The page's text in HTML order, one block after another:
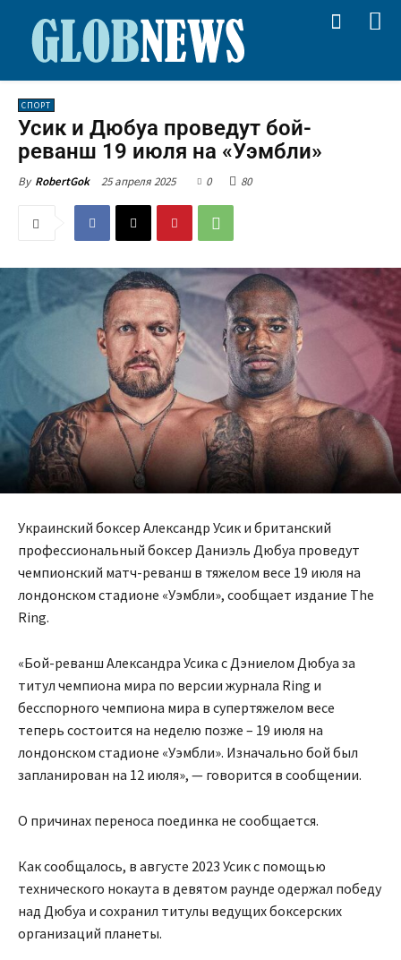
СПОРТ
Усик и Дюбуа проведут бой-
реванш 19 июля на «Уэмбли»
By RobertGok 25 апреля 2025 0 80
Украинский боксер Александр Усик и британский
профессиональный боксер Даниэль Дюбуа проведут
чемпионский матч-реванш в тяжелом весе 19 июля на
лондонском стадионе «Уэмбли», сообщает издание The
Ring.
«Бой-реванш Александра Усика с Дэниелом Дюбуа за
титул чемпиона мира по версии журнала Ring и
бесспорного чемпиона мира в супертяжелом весе
теперь состоится на неделю позже – 19 июля на
лондонском стадионе «Уэмбли». Изначально бой был
запланирован на 12 июля», — говорится в сообщении.
О причинах переноса поединка не сообщается.
Как сообщалось, в августе 2023 Усик с помощью
технического нокаута в девятом раунде одержал победу
над Дюбуа и сохранил титулы ведущих боксерских
организаций планеты.